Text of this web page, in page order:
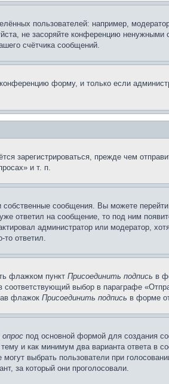
пользователей: например,
не засоряйте конференцию ненужными
счётчика сообщений.
форму, и только если
зарегистрироваться, прежде чем
и т. п.
сообщения. Вы можете
ответил на сообщение, то под ним
администратор или модератор,
то ответил.
флажком пункт Присоединить подпись в
выбор в параграфе
флажок Присоединить подпись в форме
под основной формой для создания
и как минимум два варианта ответа в
выбрать пользователи при
за который они проголосовали.